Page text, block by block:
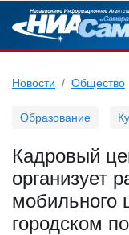
Новости Общество
Образование
Кадровый
организует
мобильного
городском